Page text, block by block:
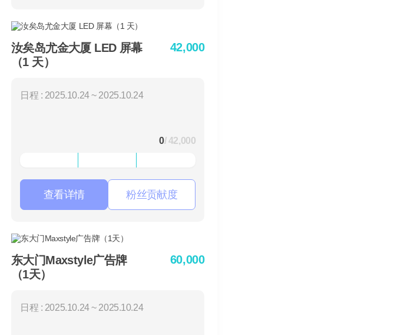
汝矣岛尤金大厦 LED 屏幕
（1 天）
42,000
日程 : 2025.10.24 ~ 2025.10.24
0/ 42,000
查看详情 粉丝贡献度
东大门Maxstyle广告牌
（1天）
60,000
日程 : 2025.10.24 ~ 2025.10.24